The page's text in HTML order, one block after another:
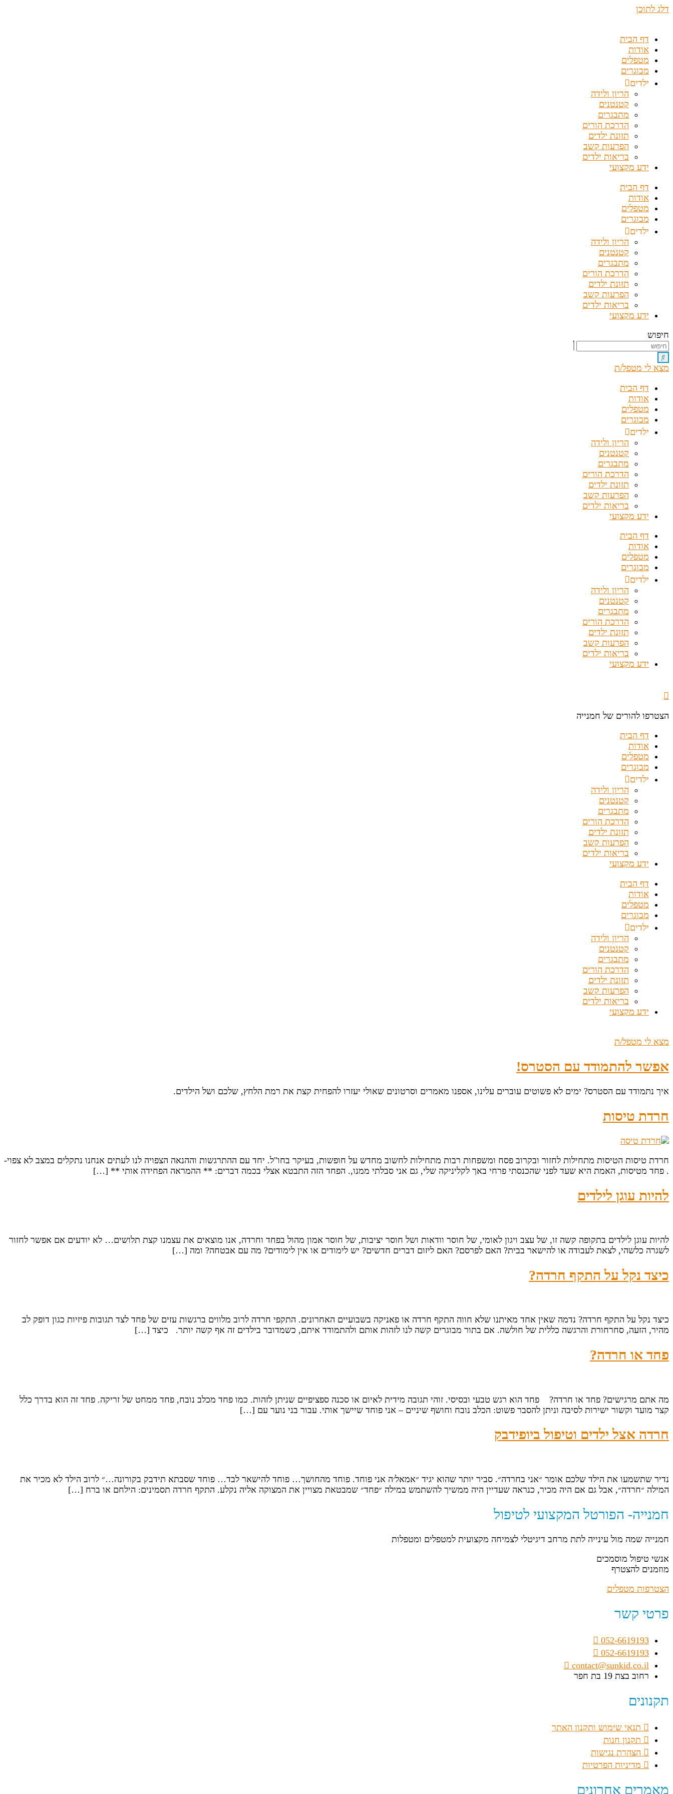
דלג לתוכן
דף הבית
אודות
מטפלים
מבוגרים
ילדים
הריון ולידה
קטנטנים
מתבגרים
הדרכת הורים
תזונת ילדים
הפרעות קשב
בריאות ילדים
ידע מקצועי
דף הבית
אודות
מטפלים
מבוגרים
ילדים
הריון ולידה
קטנטנים
מתבגרים
הדרכת הורים
תזונת ילדים
הפרעות קשב
בריאות ילדים
ידע מקצועי
חיפוש
מצא לי מטפל/ת
דף הבית
אודות
מטפלים
מבוגרים
ילדים
הריון ולידה
קטנטנים
מתבגרים
הדרכת הורים
תזונת ילדים
הפרעות קשב
בריאות ילדים
ידע מקצועי
דף הבית
אודות
מטפלים
מבוגרים
ילדים
הריון ולידה
קטנטנים
מתבגרים
הדרכת הורים
תזונת ילדים
הפרעות קשב
בריאות ילדים
ידע מקצועי
הצטרפו להורים של חמנייה
דף הבית
אודות
מטפלים
מבוגרים
ילדים
הריון ולידה
קטנטנים
מתבגרים
הדרכת הורים
תזונת ילדים
הפרעות קשב
בריאות ילדים
ידע מקצועי
דף הבית
אודות
מטפלים
מבוגרים
ילדים
הריון ולידה
קטנטנים
מתבגרים
הדרכת הורים
תזונת ילדים
הפרעות קשב
בריאות ילדים
ידע מקצועי
מצא לי מטפל/ת
אפשר להתמודד עם הסטרס!
איך נתמודד עם הסטרס? ימים לא פשוטים עוברים עלינו, אספנו מאמרים וסרטונים שאולי יעזרו להפחית קצת את רמת הלחץ, שלכם ושל הילדים.
חרדת טיסות
חרדת טיסות הטיסות מתחילות לחזור ובקרוב פסח ומשפחות רבות מתחילות לחשוב מחדש על חופשות, בעיקר בחו"ל. יחד עם ההתרגשות וההנאה הצפויה לנו לעתים אנחנו נתקלים במצב לא צפוי-
. פחד מטיסות, האמת היא שעד לפני שהכנסתי פרחי באך לקליניקה שלי, גם אני סבלתי ממנו,. הפחד הזה התבטא אצלי בכמה דברים: ** ההמראה הפחידה אותי ** […]
להיות עוגן לילדים
להיות עוגן לילדים בתקופה קשה זו, של עצב ויגון לאומי, של חוסר וודאות ושל חוסר יציבות, של חוסר אמון מהול בפחד וחרדה, אנו מוצאים את עצמנו קצת תלושים… לא יודעים אם אפשר לחזור
לשגרה כלשהי, לצאת לעבודה או להישאר בבית? האם לפרסם? האם ליזום דברים חדשים? יש לימודים או אין לימודים? מה עם אבטחה? ומה […]
כיצד נקל על התקף חרדה?
כיצד נקל על התקף חרדה? נדמה שאין אחד מאיתנו שלא חווה התקף חרדה או פאניקה בשבועיים האחרונים. התקפי חרדה לרוב מלווים ברגשות עזים של פחד לצד תגובות פיזיות כגון דופק לב
מהיר, הזעה, סחרחורת והרגשה כללית של חולשה. אם בתור מבוגרים קשה לנו לזהות אותם ולהתמודד איתם, כשמדובר בילדים זה אף קשה יותר. כיצד […]
פחד או חרדה?
מה אתם מרגישים? פחד או חרדה? פחד הוא רגש טבעי ובסיסי. זוהי תגובה מידית לאיום או סכנה ספציפיים שניתן לזהות. כמו פחד מכלב נובח, פחד ממחט של זריקה. פחד זה הוא בדרך כלל
קצר מועד וקשור ישירות לסיבה וניתן להסבר פשוט: הכלב נובח וחושף שיניים – אני פוחד שיישך אותי. עבור בני נוער עם […]
חרדה אצל ילדים וטיפול ביופידבק
נדיר שתשמעו את הילד שלכם אומר ״אני בחרדה״. סביר יותר שהוא יגיד ״אמאל׳ה אני פוחד. פוחד מהחושך… פוחד להישאר לבד… פוחד שסבתא תידבק בקורונה…״ לרוב הילד לא מכיר את
המילה ״חרדה״, אבל גם אם היה מכיר, כנראה שעדיין היה ממשיך להשתמש במילה ״פחד״ שמבטאת מצויין את המצוקה אליה נקלע. התקף חרדה תסמינים: הילחם או ברח […]
חמנייה- הפורטל המקצועי לטיפול
חמנייה שמה מול עינייה לתת מרחב דיגיטלי לצמיחה מקצועית למטפלים ומטפלות
אנשי טיפול מוסמכים
מוזמנים להצטרף
הצטרפות מטפלים
פרטי קשר
052-6619193
052-6619193
contact@sunkid.co.il
רחוב בצת 19 בת חפר
תקנונים
תנאי שימוש ותקנון האתר
תקנון חנות
הצהרת נגישות
מדיניות הפרטיות
מאמרים אחרונים